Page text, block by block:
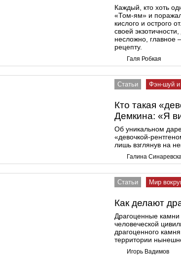
Каждый, кто хоть
«Том-ям» и
кислого и острого
своей
несложно, главное
рецепту.
Галя Робкая
Статьи Фэн-шуй и
Кто такая
Демкина: «Я
Об уникальном
«девочкой-
лишь взглянув на
Галина
Статьи Мир
Как делают
Драгоценные
человеческой
драгоценного
территории
Игорь Вадимов